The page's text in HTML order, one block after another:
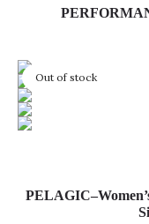
Out of stock